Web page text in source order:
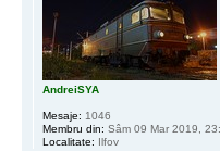
AndreiSYA
Mesaje: 1046
Membru din: Sâm 09 Mar 2019,
Localitate: Ilfov